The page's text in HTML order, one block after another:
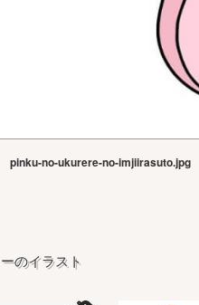
pinku-no-ukurere-no-imjiirasuto.jpg
のイラスト